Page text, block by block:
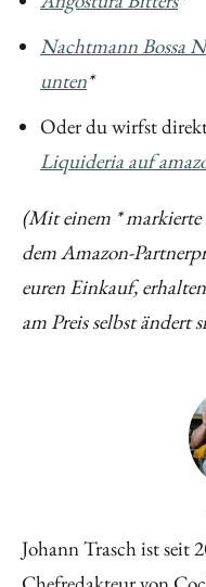
Nachtmann Bossa
unten*
Oder du wirfst
Liquideria auf
(Mit einem *
dem Amazon-
euren Einkauf,
am Preis selbst ändert
Johann Trasch ist seit